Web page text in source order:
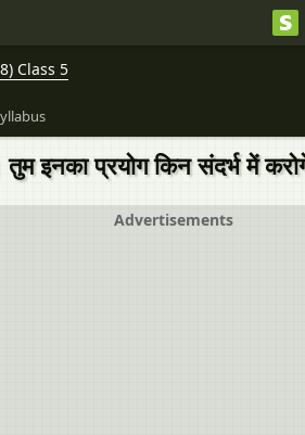
Class 5
इनका प्रयोग किन संदर्भ में
Advertisements